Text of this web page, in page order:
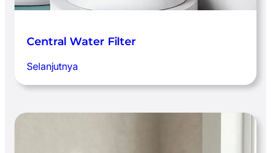
Central Water Filter
Selanjutnya:
Water